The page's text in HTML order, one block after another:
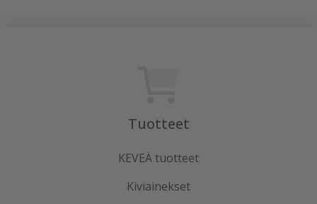
Tuotteet
KEVEÄ tuotteet
Kiviainekset